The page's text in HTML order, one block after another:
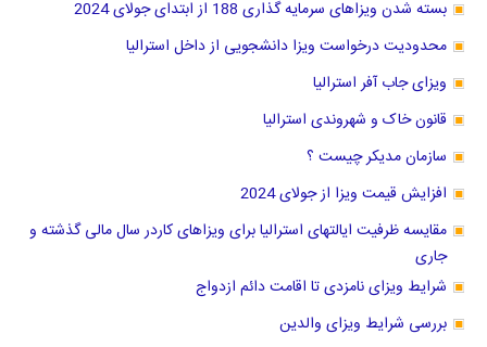
بسته شدن ویزاهای سرمایه گذاری 188 از ابتدای جولای 2024
محدودیت درخواست ویزا دانشجویی از داخل استرالیا
ویزای جاب آفر استرالیا
قانون خاک و شهروندی استرالیا
سازمان مدیکر چیست ؟
افزایش قیمت ویزا از جولای 2024
مقایسه ظرفیت ایالتهای استرالیا برای ویزاهای کاردر سال مالی گذشته و
جاری
شرایط ویزای نامزدی تا اقامت دائم ازدواج
بررسی شرایط ویزای والدین